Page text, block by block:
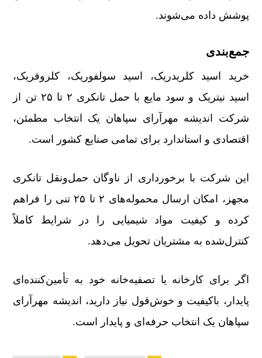
پوشش داده می‌شوند.
جمع‌بندی
خرید اسید کلریدریک، اسید سولفوریک، کلروفریک،
اسید نیتریک و سود مایع با حمل تانکری ۲ تا ۲۵ تن از
شرکت اندیشه مهرآرای سپاهان یک انتخاب مطمئن،
اقتصادی و استاندارد برای تمامی صنایع کشور است.
این شرکت با برخورداری از ناوگان حمل‌ونقل تانکری
مجهز، امکان ارسال محموله‌های ۲ تا ۲۵ تنی را فراهم
کرده و کیفیت مواد شیمیایی را در شرایط کاملاً
کنترل‌شده به مشتریان تحویل می‌دهد.
اگر برای کارخانه یا تصفیه‌خانه خود به تأمین‌کننده‌ای
پایدار، باکیفیت و خوش‌قول نیاز دارید، اندیشه مهرآرای
سپاهان یک انتخاب حرفه‌ای و پایدار است.